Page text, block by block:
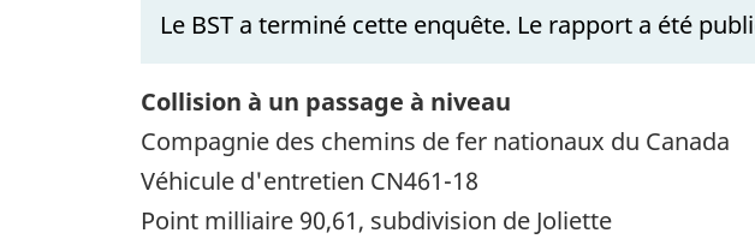
Le BST a terminé cette enquête. Le rapport a été
Collision à un passage à niveau
Compagnie des chemins de fer nationaux du Canada
Véhicule d'entretien CN461-18
Point milliaire 90,61, subdivision de Joliette